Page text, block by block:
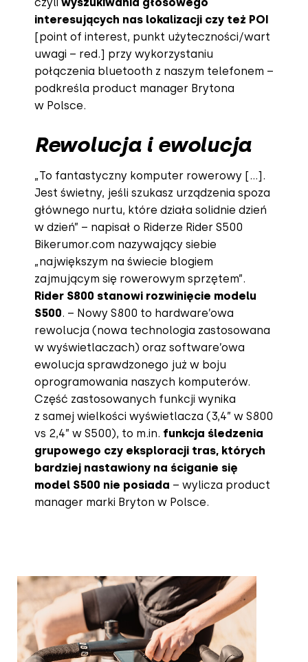
interesujących nas lokalizacji czy też POI
[point of interest, punkt użyteczności/wart
uwagi – red.] przy wykorzystaniu
połączenia bluetooth z naszym telefonem –
podkreśla product manager Brytona
w Polsce.
Rewolucja i ewolucja
„To fantastyczny komputer rowerowy […].
Jest świetny, jeśli szukasz urządzenia spoza
głównego nurtu, które działa solidnie dzień
w dzień” – napisał o Riderze Rider S500
Bikerumor.com nazywający siebie
„największym na świecie blogiem
zajmującym się rowerowym sprzętem”.
Rider S800 stanowi rozwinięcie modelu
S500. – Nowy S800 to hardware’owa
rewolucja (nowa technologia zastosowana
w wyświetlaczach) oraz software’owa
ewolucja sprawdzonego już w boju
oprogramowania naszych komputerów.
Część zastosowanych funkcji wynika
z samej wielkości wyświetlacza (3,4” w S800
vs 2,4” w S500), to m.in. funkcja śledzenia
grupowego czy eksploracji tras, których
bardziej nastawiony na ściganie się
model S500 nie posiada – wylicza product
manager marki Bryton w Polsce.